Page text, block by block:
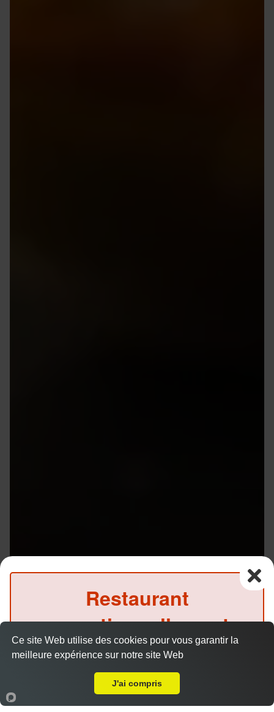
Menu V1 - Gyoza
14.50 €
6 gyozas, 8 California saumon avocat, 1 soupe et 1
salade.
Accueil Panier Compte
Restaurant
exceptionnellement
fermé ce midi
(Précommande possible)
Ce site Web utilise des cookies pour vous garantir la
meilleure expérience sur notre site Web
J'ai compris